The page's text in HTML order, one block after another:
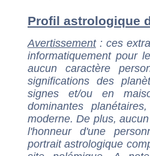
Profil astrologique
Avertissement: ces
informatiquement pour
aucun caractère
significations des
signes et/ou en
dominantes
moderne. De plus,
l'honneur d'une
portrait astrologique